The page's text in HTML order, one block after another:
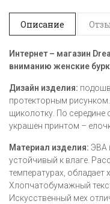
Описание
Интернет – магазин
вниманию женские
Дизайн изделия:
протекторным
щиколотку. По
украшен принтом –
Материал изделия: ЭВА
устойчивый к влаге.
температурах, обладает
Хлопчатобумажный
Искусственный мех